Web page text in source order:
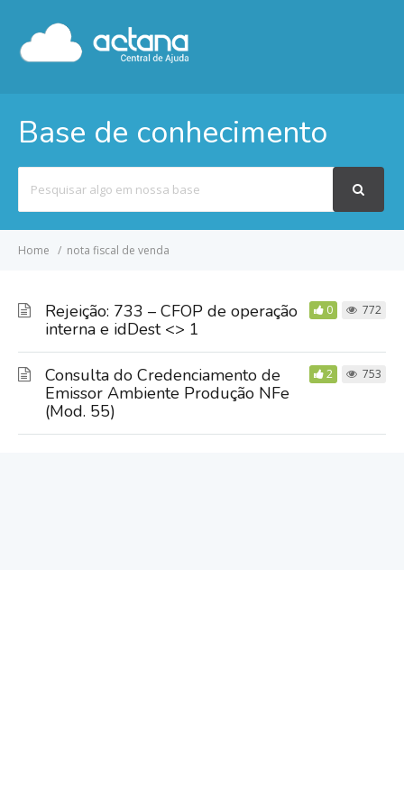
Base de conhecimento
por
Home nota fiscal de venda
Rejeição: 733 – CFOP de operação
interna e idDest <> 1
0 772
Consulta do Credenciamento de
Emissor Ambiente Produção NFe
(Mod. 55)
2 753